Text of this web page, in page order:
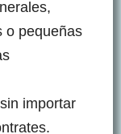
o pequeñas
importar